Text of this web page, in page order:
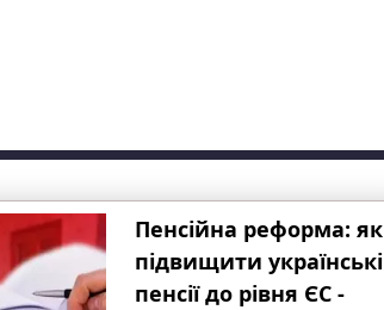
Пенсійна реформа: як
підвищити українські
пенсії до рівня ЄС -